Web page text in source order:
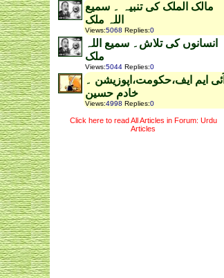
مالک الملک کی تنبیہ ۔ سمیع
اللہ ملک
Views:5068 Replies:0
انسانوں کی تلاش۔ سمیع اللہ
ملک
Views:5044 Replies:0
آئی ایم ایف،حکومت،اپوزیشن ۔
خادم حسین
Views:4998 Replies:0
Click here to read All Articles in Forum: Urdu
Articles